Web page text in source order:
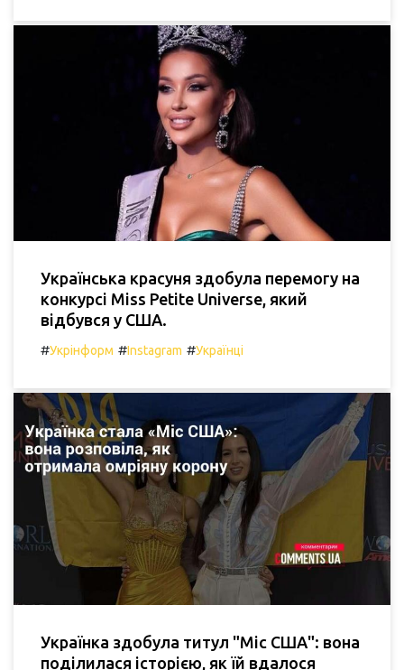
Українська красуня здобула перемогу на
конкурсі Miss Petite Universe, який
відбувся у США.
#Укрінформ #Instagram #Українці
Українка здобула титул "Міс США": вона
поділилася історією, як їй вдалося